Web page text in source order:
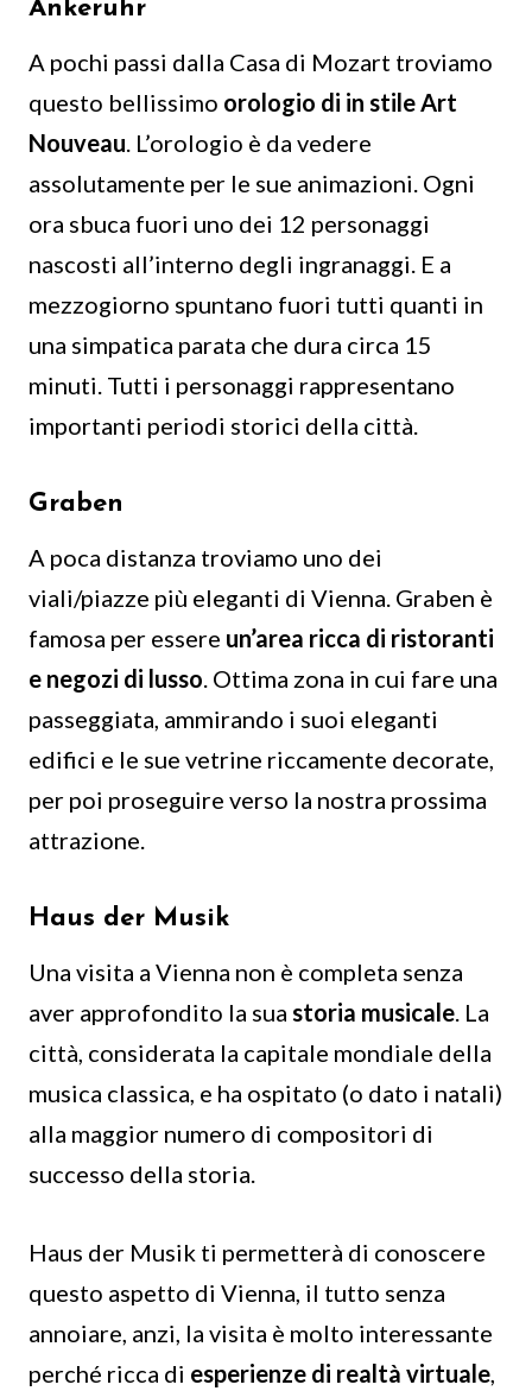
Ankeruhr
A pochi passi dalla Casa di Mozart troviamo
questo bellissimo orologio di in stile Art
Nouveau . L’orologio è da vedere
assolutamente per le sue animazioni. Ogni
ora sbuca fuori uno dei 12 personaggi
nascosti all’interno degli ingranaggi. E a
mezzogiorno spuntano fuori tutti quanti in
una simpatica parata che dura circa 15
minuti. Tutti i personaggi rappresentano
importanti periodi storici della città.
Graben
A poca distanza troviamo uno dei
viali/piazze più eleganti di Vienna. Graben è
famosa per essere un’area ricca di ristoranti
e negozi di lusso . Ottima zona in cui fare una
passeggiata, ammirando i suoi eleganti
edifici e le sue vetrine riccamente decorate,
per poi proseguire verso la nostra prossima
attrazione.
Haus der Musik
Una visita a Vienna non è completa senza
aver approfondito la sua storia musicale . La
città, considerata la capitale mondiale della
musica classica, e ha ospitato (o dato i natali)
alla maggior numero di compositori di
successo della storia.
Haus der Musik ti permetterà di conoscere
questo aspetto di Vienna, il tutto senza
annoiare, anzi, la visita è molto interessante
perché ricca di esperienze di realtà virtuale